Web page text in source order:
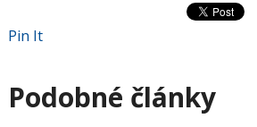
Pin It
Podobné články